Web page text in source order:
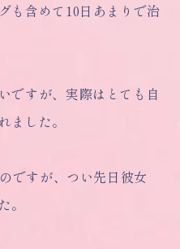
も含めて10日あまりで治
ですが、実際はとても自
ました。
ですが、つい先日彼女
。